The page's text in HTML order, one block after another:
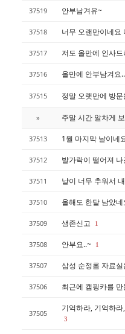
37519 안부남겨유~
37518 너무 오랜만이네요
37517 저도 올만에 인사
37516 올만에 안부남겨요
37515 정말 오랫만에 방문
» 주말 시간 알차게
37513 1월 마지막 날이네
37512 발가락이 떨어져
37511 날이 너무 추워서
37510 올해도 한달 남았네
37509 생존신고 1
37508 안부요..~ 1
37507 삼성 순정롬 자료
37506 최근에 캠핑카를
37505
기억하라, 기억하
3